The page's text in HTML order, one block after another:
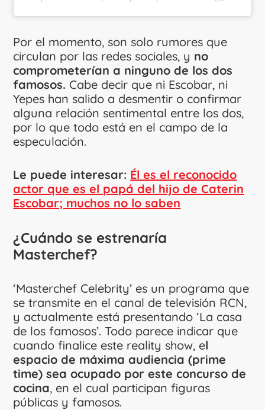
Por el momento, son solo rumores que
circulan por las redes sociales, y no
comprometerían a ninguno de los dos
famosos. Cabe decir que ni Escobar, ni
Yepes han salido a desmentir o confirmar
alguna relación sentimental entre los dos,
por lo que todo está en el campo de la
especulación.
Le puede interesar: Él es el reconocido
actor que es el papá del hijo de Caterin
Escobar; muchos no lo saben
¿Cuándo se estrenaría
Masterchef?
‘Masterchef Celebrity’ es un programa que
se transmite en el canal de televisión RCN,
y actualmente está presentando ‘La casa
de los famosos’. Todo parece indicar que
cuando finalice este reality show, el
espacio de máxima audiencia (prime
time) sea ocupado por este concurso de
cocina, en el cual participan figuras
públicas y famosos.